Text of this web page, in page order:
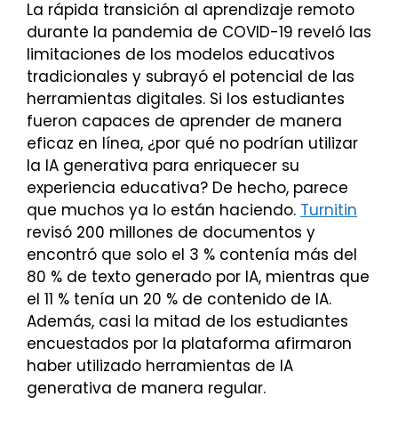
La rápida transición al aprendizaje remoto
durante la pandemia de COVID-19 reveló las
limitaciones de los modelos educativos
tradicionales y subrayó el potencial de las
herramientas digitales. Si los estudiantes
fueron capaces de aprender de manera
eficaz en línea, ¿por qué no podrían utilizar
la IA generativa para enriquecer su
experiencia educativa? De hecho, parece
que muchos ya lo están haciendo. Turnitin
revisó 200 millones de documentos y
encontró que solo el 3 % contenía más del
80 % de texto generado por IA, mientras que
el 11 % tenía un 20 % de contenido de IA.
Además, casi la mitad de los estudiantes
encuestados por la plataforma afirmaron
haber utilizado herramientas de IA
generativa de manera regular.